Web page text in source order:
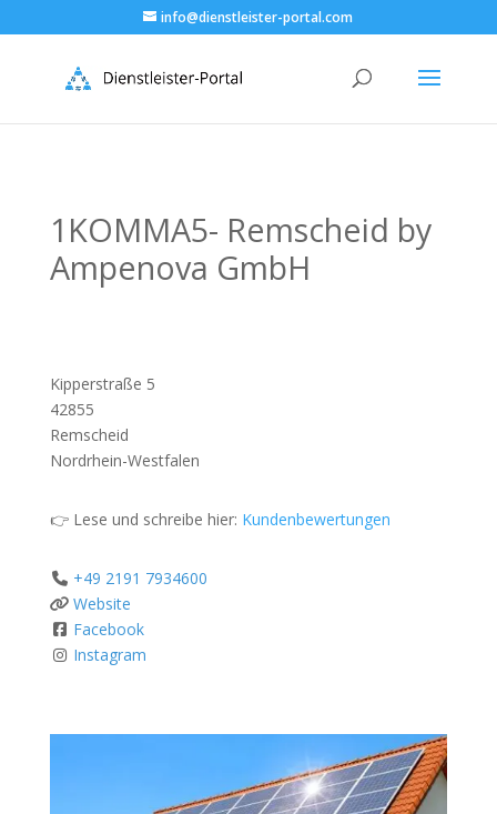
info@dienstleister-portal.com
1KOMMA5- Remscheid by
Ampenova GmbH
Kipperstraße 5
42855
Remscheid
Nordrhein-Westfalen
👉 Lese und schreibe hier: Kundenbewertungen
+49 2191 7934600
Website
Facebook
Instagram